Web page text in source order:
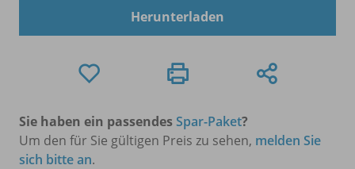
Herunterladen
Sie haben ein passendesSpar-Paket?
Um den für Sie gültigen Preis zu sehen, melden Sie
sich bitte an.